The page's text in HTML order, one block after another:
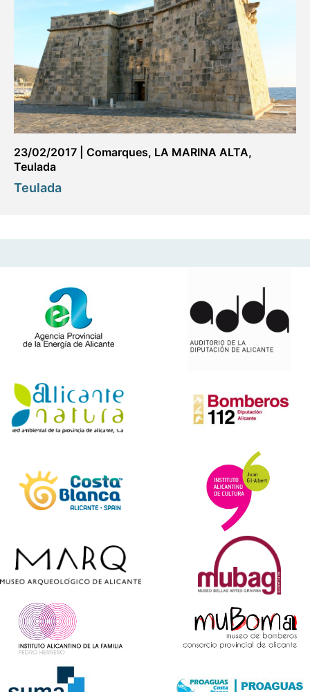
23/02/2017 Comarques, LA MARINA ALTA,
Teulada
Teulada